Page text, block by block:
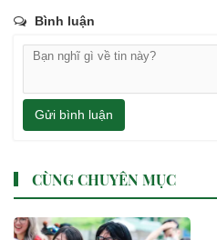
Bình luận
Gửi bình luận
CÙNG CHUYÊN MỤC